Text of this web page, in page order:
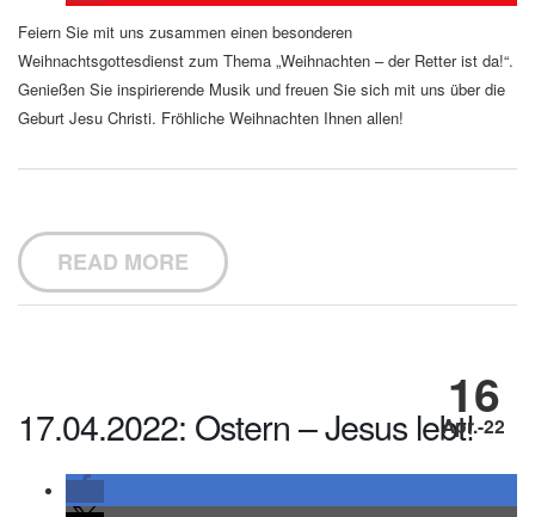
Feiern Sie mit uns zusammen einen besonderen
Weihnachtsgottesdienst zum Thema „Weihnachten – der Retter ist da!“.
Genießen Sie inspirierende Musik und freuen Sie sich mit uns über die
Geburt Jesu Christi. Fröhliche Weihnachten Ihnen allen!
READ MORE
16
Apr.-22
17.04.2022: Ostern – Jesus lebt!